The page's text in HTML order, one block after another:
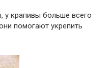
крапивы больше всего
помогают укрепить